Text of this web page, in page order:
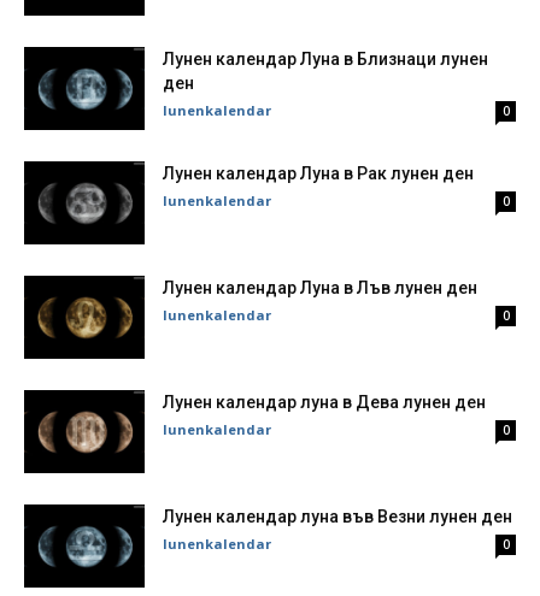
Лунен календар Луна в Близнаци лунен
ден
lunenkalendar 0
Лунен календар Луна в Рак лунен ден
lunenkalendar 0
Лунен календар Луна в Лъв лунен ден
lunenkalendar 0
Лунен календар луна в Дева лунен ден
lunenkalendar 0
Лунен календар луна във Везни лунен ден
lunenkalendar 0